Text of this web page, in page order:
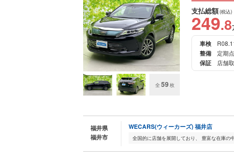
全 59枚
支払総額(税込)
249.8
車検
整備 定期
保証 店舗
福井県
福井市
WECARS(ウィーカーズ) 福井店